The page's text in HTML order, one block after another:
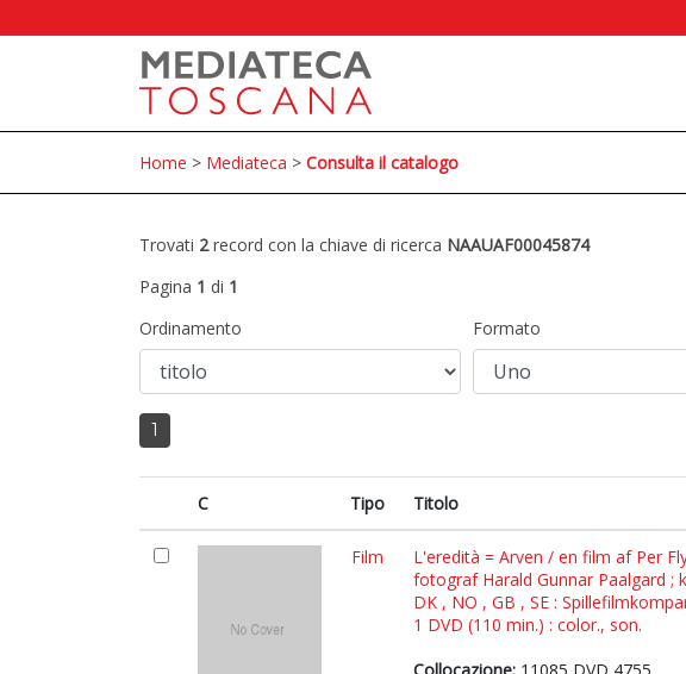
Home > Mediateca > Consulta il catalogo
Trovati 2record con la chiave di ricerca NAAUAF00045874
Pagina 1 di 1
Ordinamento
Formato
1
C Tipo Titolo
Film
L'eredità = Arven / en film af Per
fotograf Harald Gunnar Paalgard ;
DK , NO , GB , SE :
1 DVD (110 min.) : color., son.